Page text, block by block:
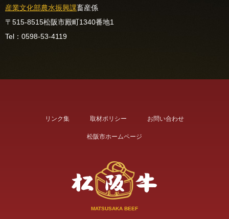
産業文化部農水振興課畜産係
〒515-8515松阪市殿町1340番地1
Tel：0598-53-4119
リンク集 取材ポリシー お問い合わせ
松阪市ホームページ
MATSUSAKA BEEF